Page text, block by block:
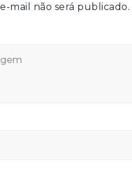
mail não será publicado.